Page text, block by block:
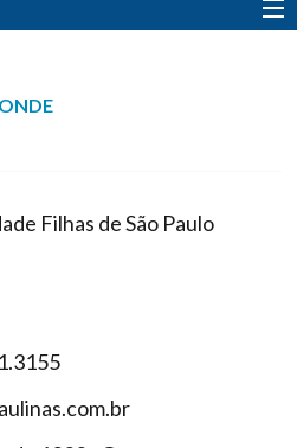
Filhas de São Paulo